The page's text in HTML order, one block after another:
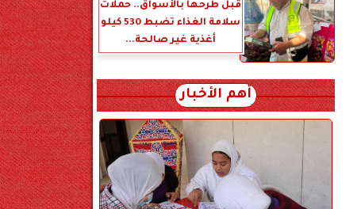
قبل طرحها بالأسواق.. حملات
سلامة الغذاء تضبط 530 كيلو
أغذية غير صالحة...
أهم الأخبار